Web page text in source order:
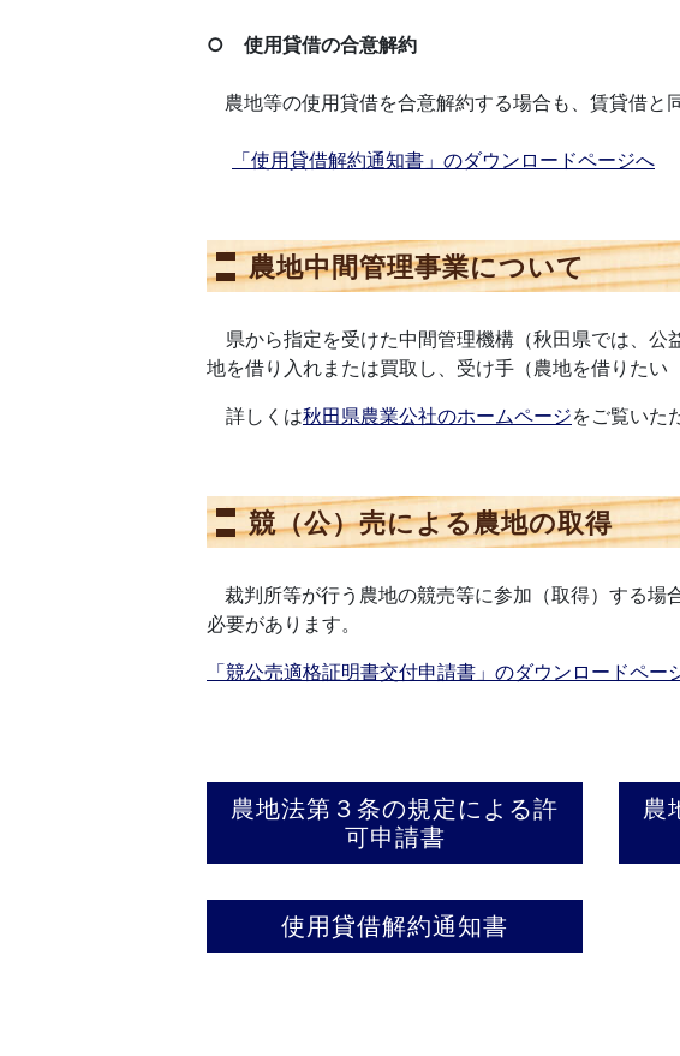
○ 使用貸借の合意解約
農地等の使用貸借を合意解約する場合も、賃貸借と
「使用貸借解約通知書」のダウンロードページへ
農地中間管理事業について
県から指定を受けた中間管理機構（秋田県では、公
地を借り入れまたは買取し、受け手（農地を借りたい
詳しくは秋田県農業公社のホームページをご覧いた
競（公）売による農地の取得
裁判所等が行う農地の競売等に参加（取得）する場
必要があります。
「競公売適格証明書交付申請書」のダウンロードペー
農地法第３条の規定による許
可申請書
農
使用貸借解約通知書